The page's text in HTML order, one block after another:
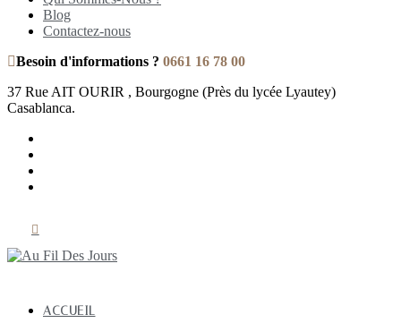
Blog
Contactez-nous
Besoin d'informations ? 0661 16 78 00
37 Rue AIT OURIR , Bourgogne (Près du lycée Lyautey)
Casablanca.
ACCUEIL